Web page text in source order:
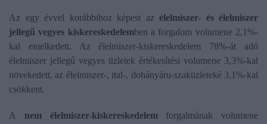
Az egy évvel korábbihoz képest az élelmiszer- és élelmiszer
jellegű vegyes kiskereskedelemben a forgalom volumene 2,1%-
kal emelkedett. Az élelmiszer-kiskereskedelem 78%-át adó
élelmiszer jellegű vegyes üzletek értékesítési volumene 3,3%-kal
növekedett, az élelmiszer-, ital-, dohányáru-szaküzleteké 3,1%-kal
csökkent.
A nem élelmiszer-kiskereskedelem forgalmának volumene